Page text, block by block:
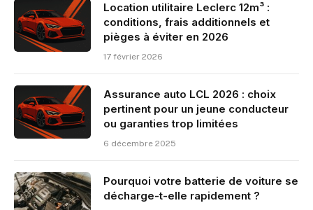
Location utilitaire Leclerc 12m³ :
conditions, frais additionnels et
pièges à éviter en 2026
17 février 2026
Assurance auto LCL 2026 : choix
pertinent pour un jeune conducteur
ou garanties trop limitées
6 décembre 2025
Pourquoi votre batterie de voiture se
décharge-t-elle rapidement ?